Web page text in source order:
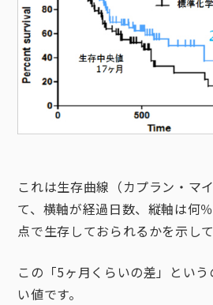
これは生存曲線（カプラン・マ
て、横軸が経過日数、縦軸は何
点で生存しておられるかを示して
この「5ヶ月くらいの差」とい
い値です。